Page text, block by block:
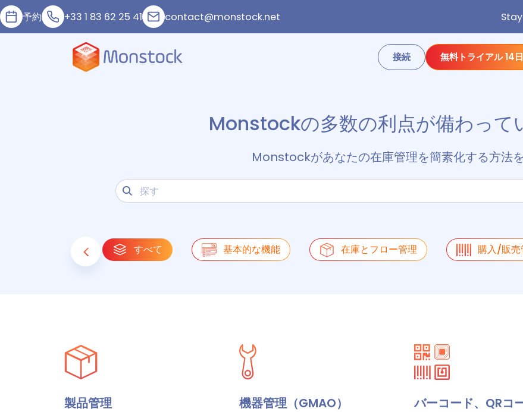
予約 +33 1 83 62 25 41 contact@monstock.net
接続 無料トライアル 14
Monstockの多数の利点が備わって
Monstockがあなたの在庫管理を簡素化する方法
すべて 基本的な機能 在庫とフロー管理 購入/販売
製品管理 機器管理（GMAO）
バーコード、QRコ